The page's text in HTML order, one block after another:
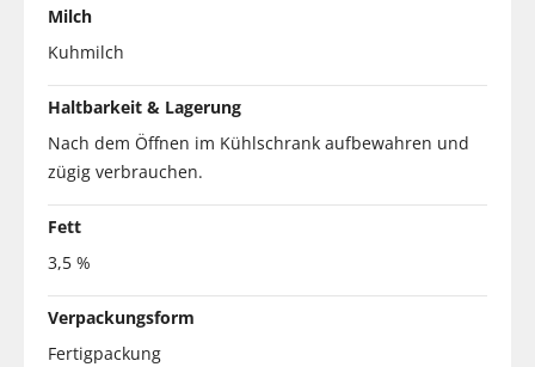
Milch
Kuhmilch
Haltbarkeit & Lagerung
Nach dem Öffnen im Kühlschrank aufbewahren und
zügig verbrauchen.
Fett
3,5 %
Verpackungsform
Fertigpackung